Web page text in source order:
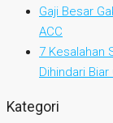
Gaji Besar
ACC
7 Kesalahan
Dihindari
Kategori